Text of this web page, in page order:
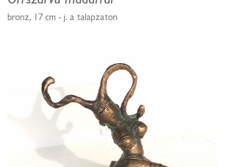
bronz, 17 cm - j. a talapzaton